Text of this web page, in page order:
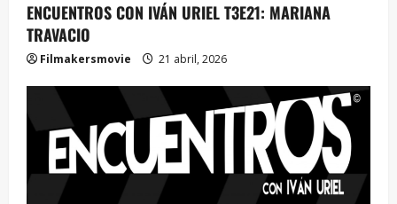
ENCUENTROS CON IVÁN URIEL T3E21: MARIANA
TRAVACIO
Filmakersmovie 21 abril, 2026